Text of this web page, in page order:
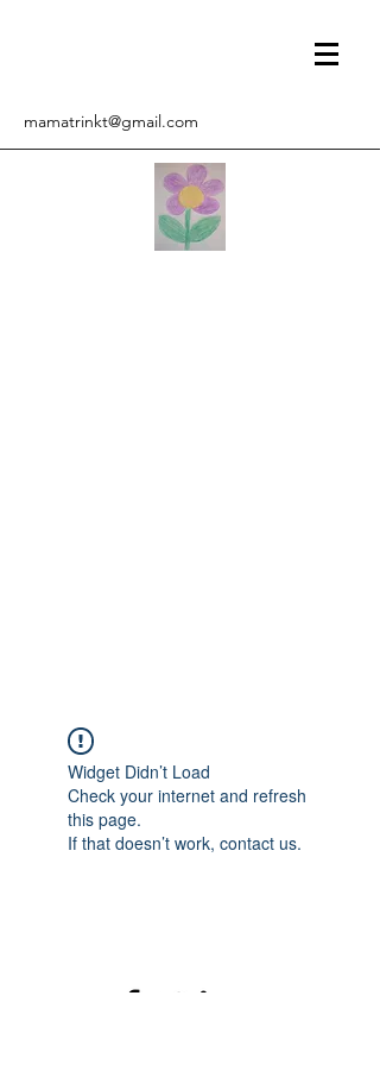
mamatrinkt@gmail.com
Widget Didn’t Load
Check your internet and refresh
this page.
If that doesn’t work, contact us.